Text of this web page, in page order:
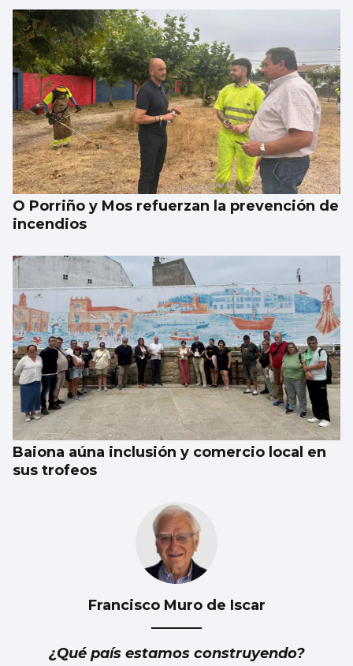
Vivienda y dependencia, ejes de los
presupuestos gallegos de 2027
O Porriño y Mos refuerzan la prevención de
incendios
Baiona aúna inclusión y comercio local en
sus trofeos
Francisco Muro de Iscar
¿Qué país estamos construyendo?